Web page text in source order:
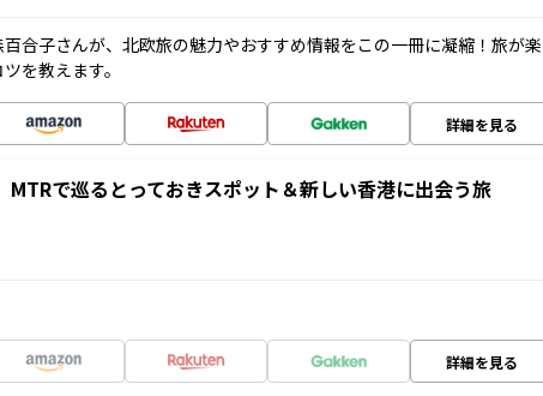
合子さんが、北欧旅の魅力やおすすめ情報をこの一冊に凝縮！旅が楽
を教えます。
詳細を見る
で巡るとっておきスポット＆新しい香港に出会う旅
詳細を見る